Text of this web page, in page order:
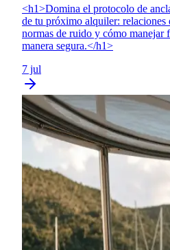
<h1>Domina el protocolo de
de tu próximo alquiler: relaciones
normas de ruido y cómo manejar
manera segura.</h1>
7 jul